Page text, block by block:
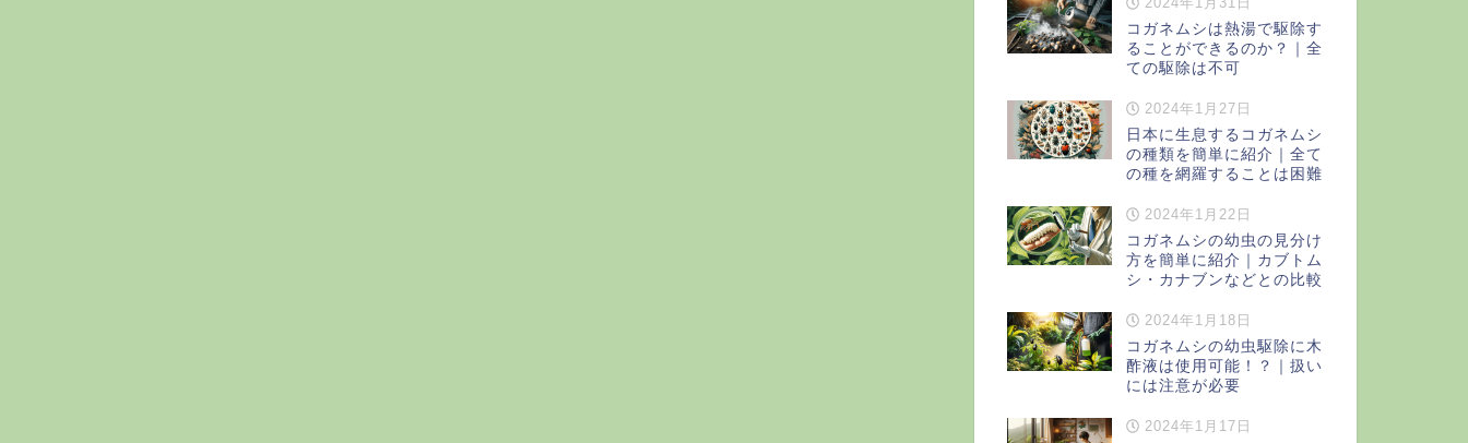
コガネムシは熱湯で駆除す
ることができるのか？｜全
ての駆除は不可
2024年1月27日
日本に生息するコガネムシ
の種類を簡単に紹介｜全て
の種を網羅することは困難
2024年1月22日
コガネムシの幼虫の見分け
方を簡単に紹介｜カブトム
シ・カナブンなどとの比較
2024年1月18日
コガネムシの幼虫駆除に木
酢液は使用可能！？｜扱い
には注意が必要
2024年1月17日